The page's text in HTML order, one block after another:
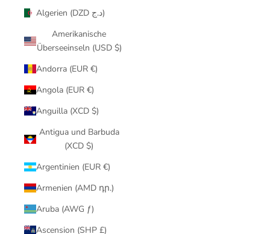
Algerien (DZD د.ج)
Amerikanische
Überseeinseln (USD $)
Andorra (EUR €)
Angola (EUR €)
Anguilla (XCD $)
Antigua und Barbuda
(XCD $)
Argentinien (EUR €)
Armenien (AMD դր.)
Aruba (AWG ƒ)
Ascension (SHP £)